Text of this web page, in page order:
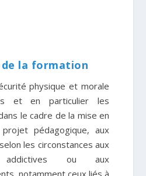
la formation
physique et morale
et en particulier les
le cadre de la mise en
pédagogique, aux
les circonstances aux
addictives ou aux